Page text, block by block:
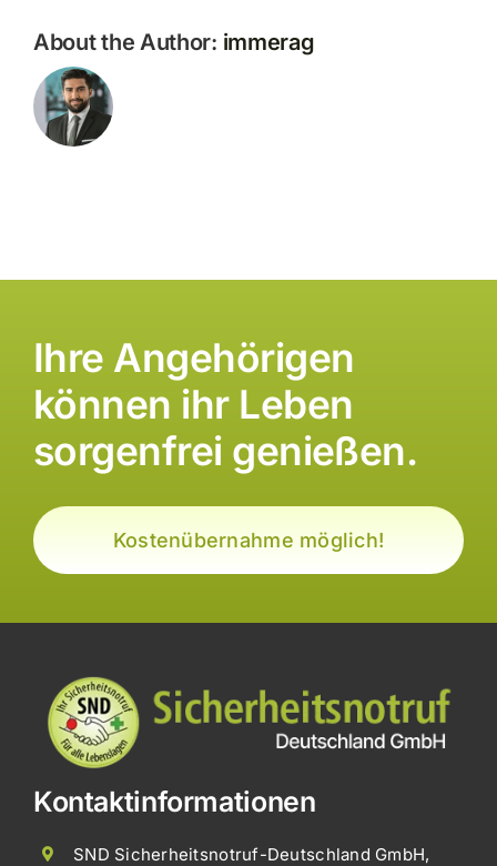
About the Author: immerag
Ihre Angehörigen
können ihr Leben
sorgenfrei genießen.
Kostenübernahme möglich!
Kontaktinformationen
SND Sicherheitsnotruf-Deutschland GmbH,